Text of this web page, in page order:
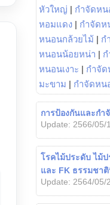
หัวใหญ่ | กำจัดหน
หอมแดง | กำจัดห
หนอนกล้วยไม้ | ก
หนอนน้อยหน่า |
หนอนเงาะ | กำจั
มะขาม | กำจัดหน
การป้องกันและกำ
Update: 2566/05/
โรคไม้ประดับ ไม้
และ FK ธรรมชา
Update: 2564/05/